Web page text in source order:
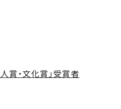
賞・文化賞」受賞者